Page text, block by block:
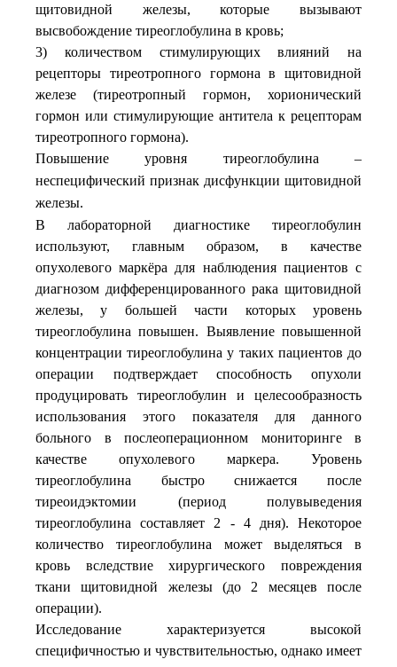
щитовидной железы, которые вызывают
высвобождение тиреоглобулина в кровь;
3) количеством стимулирующих влияний на
рецепторы тиреотропного гормона в щитовидной
железе (тиреотропный гормон, хорионический
гормон или стимулирующие антитела к рецепторам
тиреотропного гормона).
Повышение уровня тиреоглобулина –
неспецифический признак дисфункции щитовидной
железы.
В лабораторной диагностике тиреоглобулин
используют, главным образом, в качестве
опухолевого маркёра для наблюдения пациентов с
диагнозом дифференцированного рака щитовидной
железы, у большей части которых уровень
тиреоглобулина повышен. Выявление повышенной
концентрации тиреоглобулина у таких пациентов до
операции подтверждает способность опухоли
продуцировать тиреоглобулин и целесообразность
использования этого показателя для данного
больного в послеоперационном мониторинге в
качестве опухолевого маркера. Уровень
тиреоглобулина быстро снижается после
тиреоидэктомии (период полувыведения
тиреоглобулина составляет 2 - 4 дня). Некоторое
количество тиреоглобулина может выделяться в
кровь вследствие хирургического повреждения
ткани щитовидной железы (до 2 месяцев после
операции).
Исследование характеризуется высокой
специфичностью и чувствительностью, однако имеет